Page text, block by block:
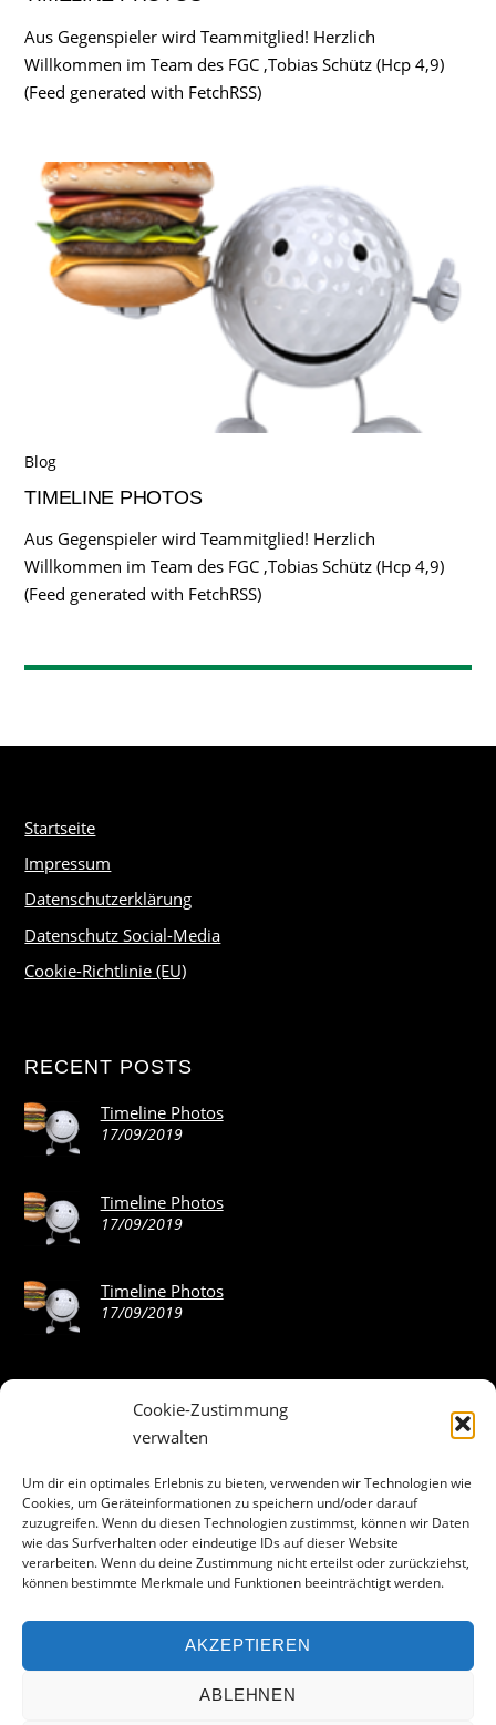
Cookie-Zustimmung
verwalten
Um dir ein optimales Erlebnis zu bieten, verwenden wir Technologien wie
Cookies, um Geräteinformationen zu speichern und/oder darauf
zuzugreifen. Wenn du diesen Technologien zustimmst, können wir Daten
wie das Surfverhalten oder eindeutige IDs auf dieser Website
verarbeiten. Wenn du deine Zustimmung nicht erteilst oder zurückziehst,
können bestimmte Merkmale und Funktionen beeinträchtigt werden.
AKZEPTIEREN
ABLEHNEN
Aus Gegenspieler wird Teammitglied! Herzlich
Willkommen im Team des FGC ,Tobias Schütz (Hcp 4,9)
(Feed generated with FetchRSS)
Blog
TIMELINE PHOTOS
Aus Gegenspieler wird Teammitglied! Herzlich
Willkommen im Team des FGC ,Tobias Schütz (Hcp 4,9)
(Feed generated with FetchRSS)
Startseite
Impressum
Datenschutzerklärung
Datenschutz Social-Media
Cookie-Richtlinie (EU)
RECENT POSTS
Timeline Photos
17/09/2019
Timeline Photos
17/09/2019
Timeline Photos
17/09/2019
ABOUT THE LANDING THEME…
The Landing theme is a one-page design WordPress theme
that’s focused on getting your audience to follow-through
with your call-to-action. Built to work seamlessly with our
drag & drop Builder plugin, it gives you the ability to
customize the look and feel of your content.